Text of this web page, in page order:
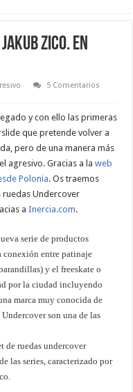
Zico. En
5 Comentarios
y con ello las primeras
que pretende volver a
pero de una manera más
agresivo. Gracias a laweb
Polonia. Os traemos
ruedas Undercover
aInercia.com.
serie de productos
conexión entre patinaje
y el freeskate o
por la ciudad incluyendo
marca muy conocida de
son una de las
de ruedas undercover
las series, caracterizado por